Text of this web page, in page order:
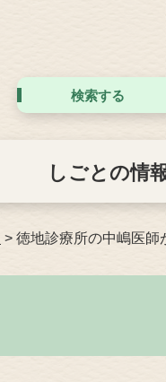
検索する
しごとの情
> 徳地診療所の中嶋医師